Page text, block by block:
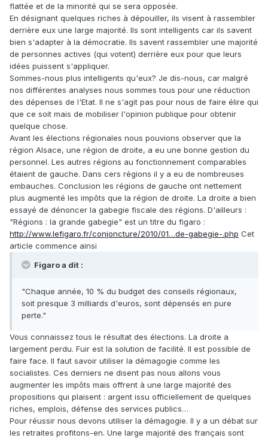
flattée et de la minorité qui se sera opposée.
En désignant quelques riches à dépouiller, ils visent à rassembler
derrière eux une large majorité. Ils sont intelligents car ils savent
bien s'adapter à la démocratie. Ils savent rassembler une majorité
de personnes actives (qui votent) derrière eux pour que leurs
idées puissent s'appliquer.
Sommes-nous plus intelligents qu'eux? Je dis-nous, car malgré
nos différentes analyses nous sommes tous pour une réduction
des dépenses de l'Etat. Il ne s'agit pas pour nous de faire élire qui
que ce soit mais de mobiliser l'opinion publique pour obtenir
quelque chose.
Avant les élections régionales nous pouvions observer que la
région Alsace, une région de droite, a eu une bonne gestion du
personnel. Les autres régions au fonctionnement comparables
étaient de gauche. Dans cers régions il y a eu de nombreuses
embauches. Conclusion les régions de gauche ont nettement
plus augmenté les impôts que la région de droite. La droite a bien
essayé de dénoncer la gabegie fiscale des régions. D'ailleurs :
"Régions : la grande gabegie" est un titre du figaro :
http://www.lefigaro.fr/conjoncture/2010/01…de-gabegie-.php Cet
article commence ainsi
Figaro a dit :
"Chaque année, 10 % du budget des conseils régionaux,
soit presque 3 milliards d'euros, sont dépensés en pure
perte."
Vous connaissez tous le résultat des élections. La droite a
largement perdu. Fuir est la solution de facilité. Il est possible de
faire face. Il faut savoir utiliser la démagogie comme les
socialistes. Ces derniers ne disent pas nous allons vous
augmenter les impôts mais offrent à une large majorité des
propositions qui plaisent : argent issu officiellement de quelques
riches, emplois, défense des services publics…
Pour réussir nous devons utiliser la démagogie. Il y a un débat sur
les retraites profitons-en. Une large majorité des français sont